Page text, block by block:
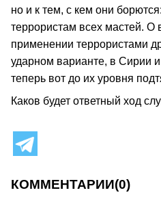
но и к тем, с кем они
террористам всех мастей.
применении террористами
ударном варианте, в Сирии
теперь вот до их уровня
Каков будет ответный ход
КОММЕНТАРИИ(0)